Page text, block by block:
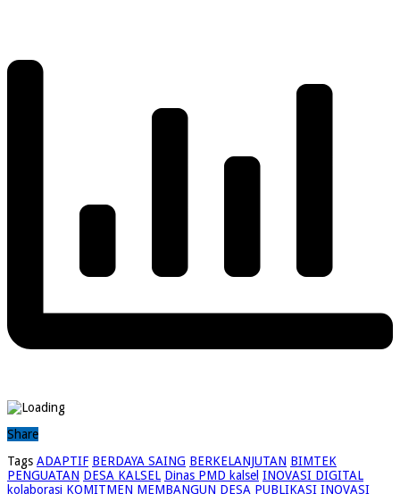
Share
Tags ADAPTIF BERDAYA SAING BERKELANJUTAN BIMTEK
PENGUATAN DESA KALSEL Dinas PMD kalsel INOVASI DIGITAL
kolaborasi KOMITMEN MEMBANGUN DESA PUBLIKASI INOVASI